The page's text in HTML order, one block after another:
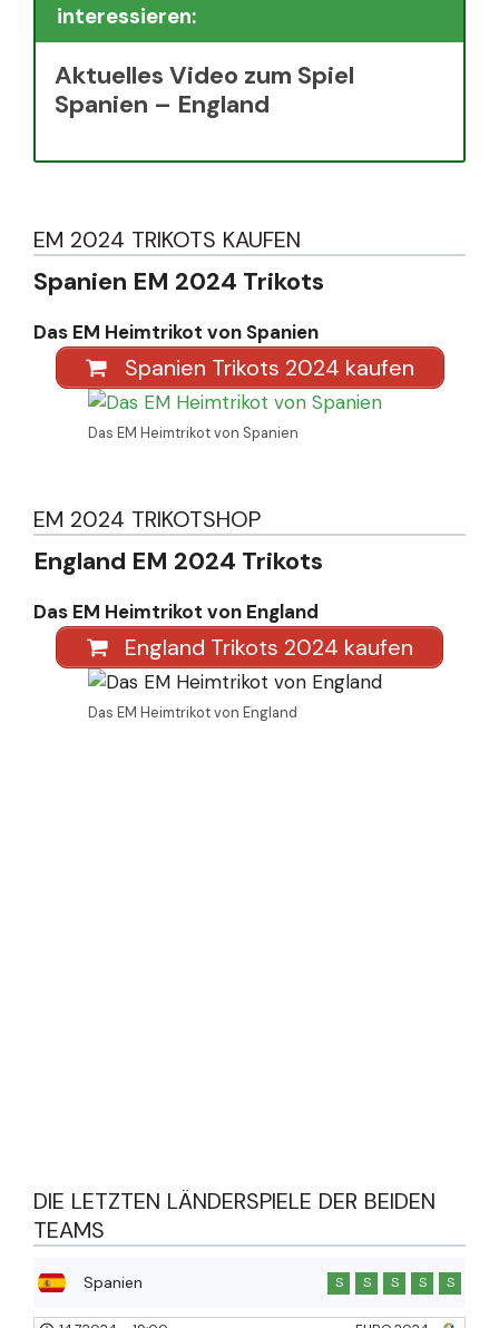
interessieren:
Aktuelles Video zum Spiel
Spanien – England
EM 2024 TRIKOTS KAUFEN
Spanien EM 2024 Trikots
Das EM Heimtrikot von Spanien
Spanien Trikots 2024 kaufen
Das EM Heimtrikot von Spanien
EM 2024 TRIKOTSHOP
England EM 2024 Trikots
Das EM Heimtrikot von England
England Trikots 2024 kaufen
Das EM Heimtrikot von England
DIE LETZTEN LÄNDERSPIELE DER BEIDEN
TEAMS
Spanien S S S S S